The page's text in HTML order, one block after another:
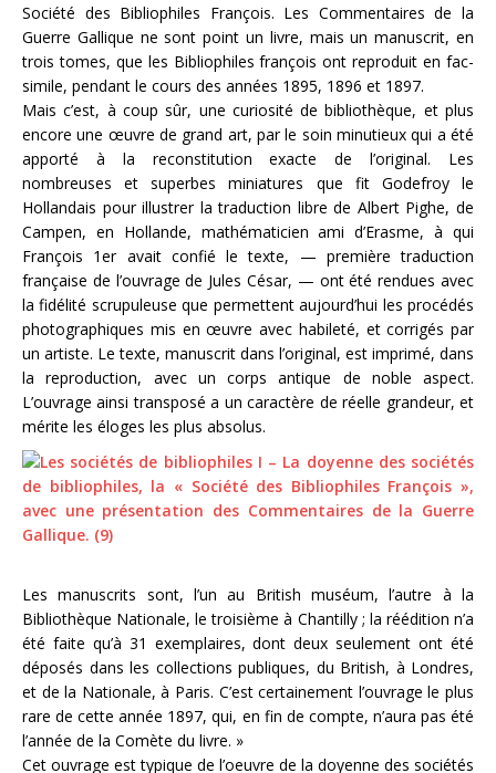
Société des Bibliophiles François. Les Commentaires de la
Guerre Gallique ne sont point un livre, mais un manuscrit, en
trois tomes, que les Bibliophiles françois ont reproduit en fac-
simile, pendant le cours des années 1895, 1896 et 1897.
Mais c’est, à coup sûr, une curiosité de bibliothèque, et plus
encore une œuvre de grand art, par le soin minutieux qui a été
apporté à la reconstitution exacte de l’original. Les
nombreuses et superbes miniatures que fit Godefroy le
Hollandais pour illustrer la traduction libre de Albert Pighe, de
Campen, en Hollande, mathématicien ami d’Erasme, à qui
François 1er avait confié le texte, — première traduction
française de l’ouvrage de Jules César, — ont été rendues avec
la fidélité scrupuleuse que permettent aujourd’hui les procédés
photographiques mis en œuvre avec habileté, et corrigés par
un artiste. Le texte, manuscrit dans l’original, est imprimé, dans
la reproduction, avec un corps antique de noble aspect.
L’ouvrage ainsi transposé a un caractère de réelle grandeur, et
mérite les éloges les plus absolus.
Les manuscrits sont, l’un au British muséum, l’autre à la
Bibliothèque Nationale, le troisième à Chantilly ; la réédition n’a
été faite qu’à 31 exemplaires, dont deux seulement ont été
déposés dans les collections publiques, du British, à Londres,
et de la Nationale, à Paris. C’est certainement l’ouvrage le plus
rare de cette année 1897, qui, en fin de compte, n’aura pas été
l’année de la Comète du livre. »
Cet ouvrage est typique de l’oeuvre de la doyenne des sociétés